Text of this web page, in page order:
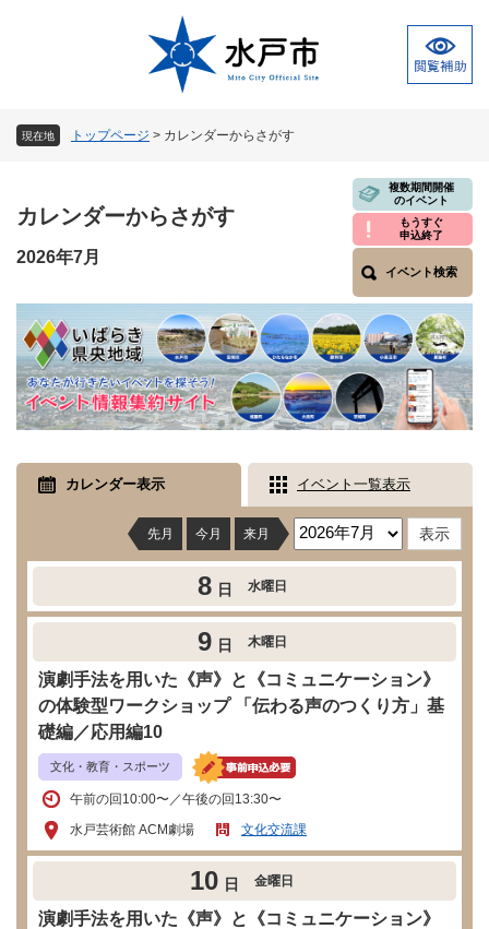
現在地 トップページ > カレンダーからさがす
文
カレンダーからさがす
複数期間開催
のイベント
もうすぐ
申込終了
イベント検索
2026年7月
カレンダー表示 イベント一覧表示
先月 今月 来月
8 日 水曜日
9 日 木曜日
演劇手法を用いた《声》と《コミュニケーション》
の体験型ワークショップ 「伝わる声のつくり方」基
礎編／応用編10
文化・教育・スポーツ
午前の回10:00〜／午後の回13:30〜
水戸芸術館 ACM劇場
文化交流課
10 日 金曜日
演劇手法を用いた《声》と《コミュニケーション》